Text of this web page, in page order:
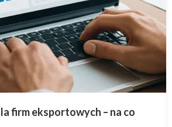
firm eksportowych – na co